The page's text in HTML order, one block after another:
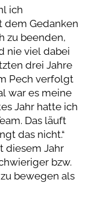
ich
dem Gedanken
zu beenden,
nie viel dabei
drei Jahre
Pech verfolgt
war es meine
Jahr hatte ich
Das läuft
das nicht.“
diesem Jahr
bzw.
bewegen als